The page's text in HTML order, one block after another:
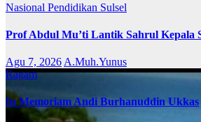
Nasional Pendidikan Sulsel
Prof Abdul Mu’ti Lantik Sahrul Kepala
Agu 7, 2026 A.Muh.Yunus
Ragam
In Memoriam Andi Burhanuddin Ukkas